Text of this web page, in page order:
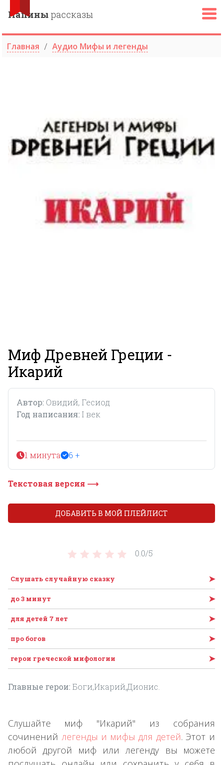
Папины рассказы
Главная Аудио Мифы и легенды
Миф Древней Греции -
Икарий
Автор: Овидий, Гесиод
Год написания: I век
1 минута 6 +
Текстовая версия ⟶
0.0/5
Слушать случайную сказку ➤
до 3 минут ➤
для детей 7 лет ➤
про богов ➤
герои греческой мифологии ➤
Главные герои: Боги,Икарий,Дионис.
ДОБАВИТЬ В МОЙ ПЛЕЙЛИСТ
Слушайте миф "Икарий" из собрания
сочинений легенды и мифы для детей. Этот и
любой другой миф или легенду вы можете